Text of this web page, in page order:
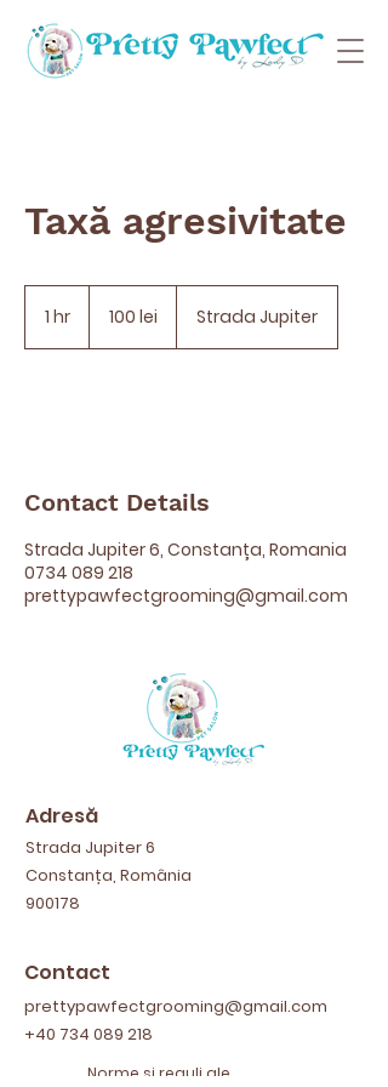
Taxă agresivitate
1 hr 100 lei Strada Jupiter
Contact Details
Strada Jupiter 6, Constanța, Romania
0734 089 218
prettypawfectgrooming@gmail.com
Adresă
Strada Jupiter 6
Constanța, România
900178
Contact
prettypawfectgrooming@gmail.com
+40 734 089 218
Norme și reguli ale